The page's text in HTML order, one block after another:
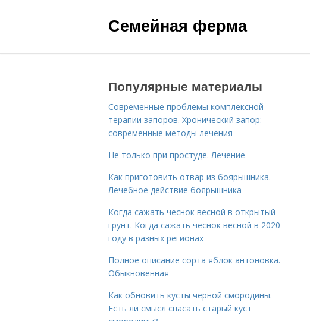
Семейная ферма
Популярные материалы
Современные проблемы комплексной
терапии запоров. Хронический запор:
современные методы лечения
Не только при простуде. Лечение
Как приготовить отвар из боярышника.
Лечебное действие боярышника
Когда сажать чеснок весной в открытый
грунт. Когда сажать чеснок весной в 2020
году в разных регионах
Полное описание сорта яблок антоновка.
Обыкновенная
Как обновить кусты черной смородины.
Есть ли смысл спасать старый куст